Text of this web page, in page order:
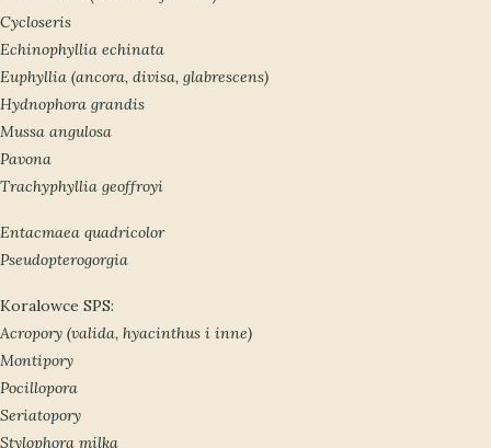
Cycloseris
Echinophyllia echinata
Euphyllia (ancora, divisa, glabrescens)
Hydnophora grandis
Mussa angulosa
Pavona
Trachyphyllia geoffroyi
Entacmaea quadricolor
Pseudopterogorgia
Koralowce SPS:
Acropory (valida, hyacinthus i inne)
Montipory
Pocillopora
Seriatopory
Stylophora milka